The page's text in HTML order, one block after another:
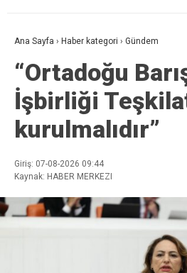
Ana Sayfa › Haber kategori › Gündem
“Ortadoğu
İşbirliği
kurulmalıdır”
Giriş: 07-08-2026 09:44
Kaynak: HABER MERKEZI